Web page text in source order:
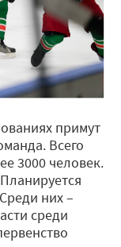
примут
Всего
3000 человек.
них –
среди